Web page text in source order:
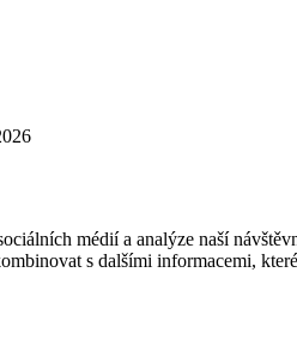
médií a analýze naší
s dalšími informacemi,